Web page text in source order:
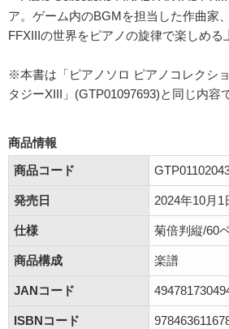
ア。ゲーム内のBGMを担当した作曲家
FFXIIIの世界をピアノの旋律で楽しめる
※本書は「ピアノソロ ピアノコレクシ
タジーXIII」(GTP01097693)と同じ内容
商品情報
商品コード
発売日 2024年10月1
仕様 菊倍判縦/60
商品構成 楽譜
JANコード
ISBNコード